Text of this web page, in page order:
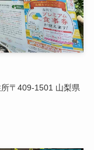
〒409-1501 山梨県